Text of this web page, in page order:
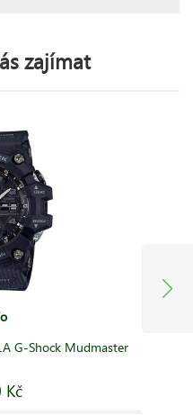
zajímat
G-Shock Mudmaster
Kč